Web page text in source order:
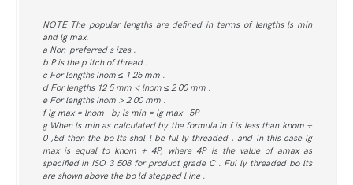
NOTE The popular lengths are defined in terms of lengths ls min
and lg max.
a Non-preferred s izes .
b P is the p itch of thread .
c For lengths lnom ≤ 1 25 mm .
d For lengths 12 5 mm < lnom ≤ 2 00 mm .
e For lengths lnom > 2 00 mm .
f lg max = lnom - b; ls min = lg max - 5P
g When ls min as calculated by the formula in f is less than knom +
0 ,5d then the bo lts shal l be ful ly threaded , and in this case lg
max is equal to knom + 4P, where 4P is the value of amax as
specified in ISO 3 508 for product grade C . Ful ly threaded bo lts
are shown above the bo ld stepped l ine .